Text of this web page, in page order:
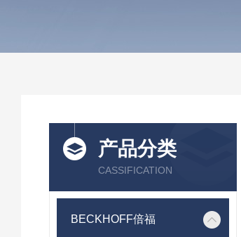
产品分类
CASSIFICATION
BECKHOFF倍福